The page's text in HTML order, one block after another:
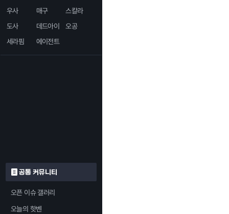
우사
매구
스칼라
도사
데드아이
오공
세라핌
에이전트
공통 커뮤니티
오픈 이슈 갤러리
오늘의 핫벤